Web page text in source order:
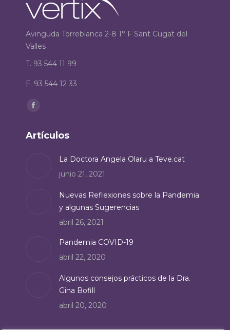
Avinguda Torreblanca 2-8 1° F Sant Cugat del
Valles
T. 93 544 11 99
F. 93 544 12 33
Encuéntranos en:
opens
window
Artículos
La Doctora Angela Olaru a Teve.cat
junio 21, 2021
Nuevas Reflexiones sobre la Pandemia
y algunas Sugerencias
abril 26, 2021
Pandemia COVID-19
abril 22, 2020
Algunos consejos prácticos de la Dra.
Gina Bofill
abril 20, 2020